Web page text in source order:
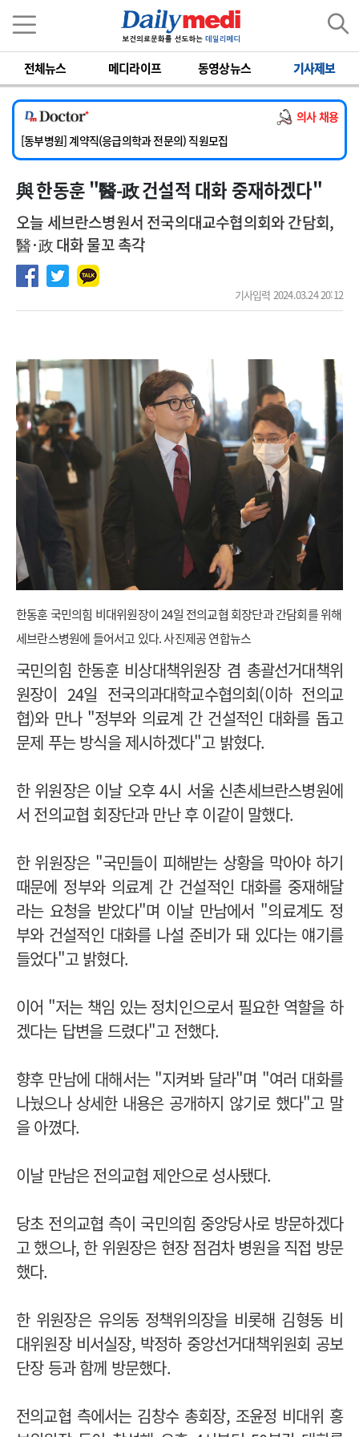
전체뉴스 메디라이프 동영상뉴스 기사제보
의사 채용
[서울아산병원] 2026년 하반기 인턴 모집
[영남대학교의료원] 마취통증의학과 임기제 임상의사 채용
[충남대학교병원] 소아청소년과(소아응급전담) 계약직 의사 공개채용
[동부병원] 계약직(응급의학과 전문의) 직원모집
[이대목동병원] 하반기 전공의(레지던트1년차) 모집
[서울아산병원] 2026년 하반기 인턴 모집
與 한동훈 "醫-政 건설적 대화 중재하겠다"
오늘 세브란스병원서 전국의대교수협의회와 간담회,
醫·政 대화 물꼬 촉각
기사입력 2024.03.24 20:12
한동훈 국민의힘 비대위원장이 24일 전의교협 회장단과 간담회를 위해
세브란스병원에 들어서고 있다. 사진제공 연합뉴스
국민의힘 한동훈 비상대책위원장 겸 총괄선거대책위
원장이 24일 전국의과대학교수협의회(이하 전의교
협)와 만나 "정부와 의료계 간 건설적인 대화를 돕고
문제 푸는 방식을 제시하겠다"고 밝혔다.
한 위원장은 이날 오후 4시 서울 신촌세브란스병원에
서 전의교협 회장단과 만난 후 이같이 말했다.
한 위원장은 "국민들이 피해받는 상황을 막아야 하기
때문에 정부와 의료계 간 건설적인 대화를 중재해달
라는 요청을 받았다"며 이날 만남에서 "의료계도 정
부와 건설적인 대화를 나설 준비가 돼 있다는 얘기를
들었다"고 밝혔다.
이어 "저는 책임 있는 정치인으로서 필요한 역할을 하
겠다는 답변을 드렸다"고 전했다.
향후 만남에 대해서는 "지켜봐 달라"며 "여러 대화를
나눴으나 상세한 내용은 공개하지 않기로 했다"고 말
을 아꼈다.
이날 만남은 전의교협 제안으로 성사됐다.
당초 전의교협 측이 국민의힘 중앙당사로 방문하겠다
고 했으나, 한 위원장은 현장 점검차 병원을 직접 방문
했다.
한 위원장은 유의동 정책위의장을 비롯해 김형동 비
대위원장 비서실장, 박정하 중앙선거대책위원회 공보
단장 등과 함께 방문했다.
전의교협 측에서는 김창수 총회장, 조윤정 비대위 홍